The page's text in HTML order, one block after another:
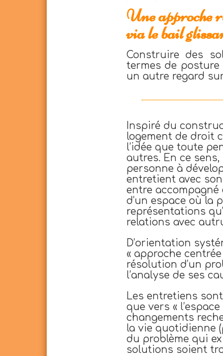
Une approche
via le bail
Construire des
termes de posture
un autre regard
Inspiré du
logement de droit
l’idée que toute
autres. En ce
personne à
entretient avec
entre
d’un espace où la
représentations
relations avec
D’orientation
« approche
résolution d’un
l’analyse de ses
Les entretiens
que vers «
changements
la vie quotidienne
du problème qui
solutions soient